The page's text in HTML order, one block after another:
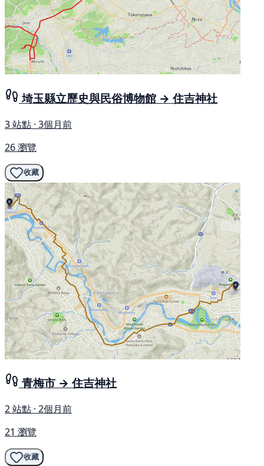
埼玉縣立歷史與民俗博物館 → 住吉神社
3 站點 · 3個月前
26 瀏覽
收藏
青梅市 → 住吉神社
2 站點 · 2個月前
21 瀏覽
收藏